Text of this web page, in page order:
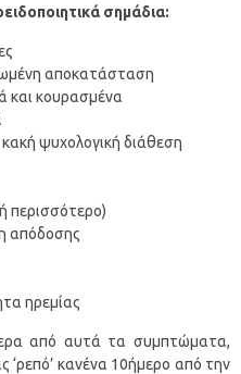
σημάδια:
αποκατάσταση
και κουρασμένα
ψυχολογική διάθεση
περισσότερο)
απόδοσης
ηρεμίας
από αυτά τα συμπτώματα,
‘ρεπό’ κανένα 10ήμερο από την